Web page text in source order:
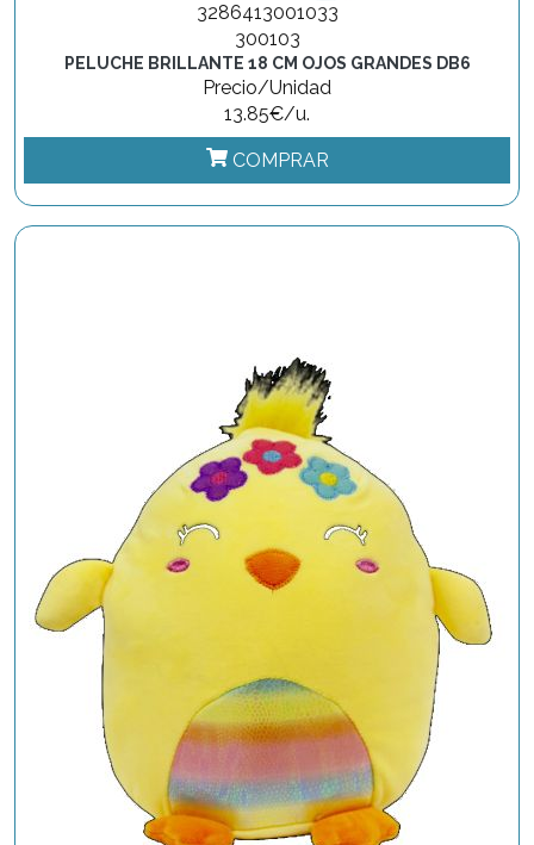
3286413001033
300103
PELUCHE BRILLANTE 18 CM OJOS GRANDES DB6
Precio/Unidad
13.85€/u.
COMPRAR